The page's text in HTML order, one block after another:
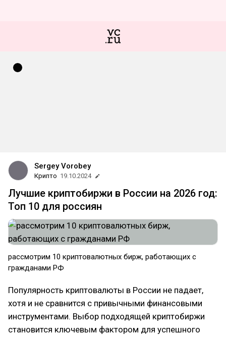
Sergey Vorobey
Крипто 19.10.2024
Лучшие криптобиржи в России на 2026 год:
Топ 10 для россиян
рассмотрим 10 криптовалютных бирж, работающих с
гражданами РФ
Популярность криптовалюты в России не падает,
хотя и не сравнится с привычными финансовыми
инструментами. Выбор подходящей криптобиржи
становится ключевым фактором для успешного